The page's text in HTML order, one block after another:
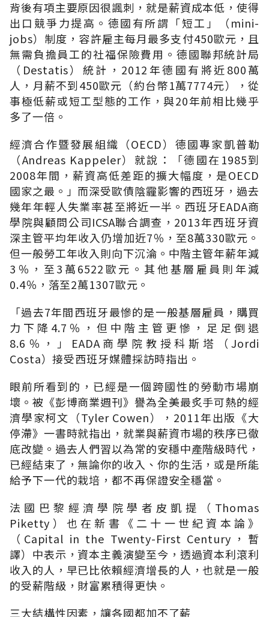
背後有項主要原因很諷刺，就是薪資成本低，使得
出口競爭力提高。德國有所謂「短工」（mini-
jobs）制度，容許雇主每月最多支付450歐元，且
無需負擔員工的社福保險費用。德國聯邦統計局
（Destatis）統計，2012年德國有將近800萬
人，月薪不到450歐元（約台幣1萬7774元），從
事極低薪或短工型態的工作，與20年前相比幾乎
多了一倍。
經濟合作暨發展組織（OECD）德國專家凱普勒
（Andreas Kappeler）就說：「德國在1985到
2008年間，薪資高低差距的擴大幅度，是OECD
國家之最。」而深受歐債陰霾影響的西班牙，過去
幾年年輕人失業率甚至將近一半。西班牙EADA商
學院與顧問公司ICSA聯合調查，2013年西班牙資
深主管平均年收入仍增加近7％，至8萬330歐元。
但一般勞工年收入則向下沉淪。中階主管年薪年減
3％，至3萬6522歐元。其他基層雇員則年減
0.4％，落至2萬1307歐元。
「過去7年間西班牙最慘的是一般基層雇員，購買
力下降4.7％，但中階主管更慘，足足倒退
8.6％，」EADA商學院教授科斯塔（Jordi
Costa）接受西班牙媒體採訪時指出。
眼前所看到的，已經是一個跨國性的勞動市場崩
壞。被《彭博商業週刊》譽為全美最炙手可熱的經
濟學家柯文（Tyler Cowen），2011年出版《大
停滯》一書時就指出，就業與薪資市場的秩序已徹
底改變。過去人們習以為常的安穩中產階級時代，
已經結束了，無論你的收入、你的生活，或是所能
給予下一代的栽培，都不再保證安全穩當。
法國巴黎經濟學院學者皮凱提（Thomas
Piketty）也在新書《二十一世紀資本論》
（Capital in the Twenty-First Century，暫
譯）中表示，資本主義演變至今，透過資本利滾利
收入的人，早已比依賴經濟增長的人，也就是一般
的受薪階級，財富累積得更快。
三大結構性因素，讓各國都加不了薪